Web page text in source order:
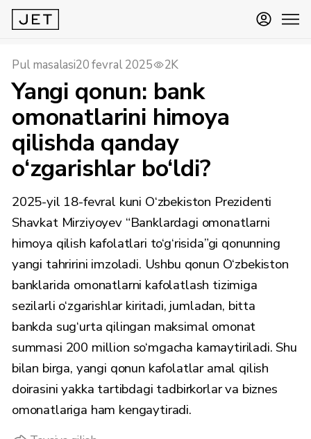
Pul masalasi20 fevral 2025 2K
Yangi qonun: bank
omonatlarini himoya
qilishda qanday
o‘zgarishlar bo‘ldi?
2025-yil 18-fevral kuni O‘zbekiston Prezidenti
Shavkat Mirziyoyev “Banklardagi omonatlarni
himoya qilish kafolatlari to‘g‘risida”gi qonunning
yangi tahririni imzoladi. Ushbu qonun O‘zbekiston
banklarida omonatlarni kafolatlash tizimiga
sezilarli o‘zgarishlar kiritadi, jumladan, bitta
bankda sug‘urta qilingan maksimal omonat
summasi 200 million so‘mgacha kamaytiriladi. Shu
bilan birga, yangi qonun kafolatlar amal qilish
doirasini yakka tartibdagi tadbirkorlar va biznes
omonatlariga ham kengaytiradi.